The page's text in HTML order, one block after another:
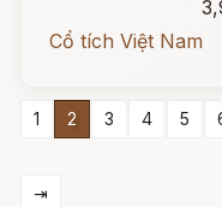
Cổ tích Việt Nam
1 2 3 4 5
⇥